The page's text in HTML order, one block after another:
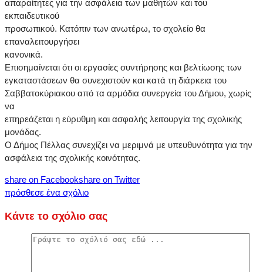
απαραίτητες για την ασφάλεια των μαθητών και του
εκπαιδευτικού
προσωπικού. Κατόπιν των ανωτέρω, το σχολείο θα
επαναλειτουργήσει
κανονικά.
Επισημαίνεται ότι οι εργασίες συντήρησης και βελτίωσης των
εγκαταστάσεων θα συνεχιστούν και κατά τη διάρκεια του
Σαββατοκύριακου από τα αρμόδια συνεργεία του Δήμου, χωρίς
να
επηρεάζεται η εύρυθμη και ασφαλής λειτουργία της σχολικής
μονάδας.
Ο Δήμος Πέλλας συνεχίζει να μεριμνά με υπευθυνότητα για την
ασφάλεια της σχολικής κοινότητας.
share on Facebookshare on Twitter
πρόσθεσε ένα σχόλιο
Κάντε το σχόλιο σας